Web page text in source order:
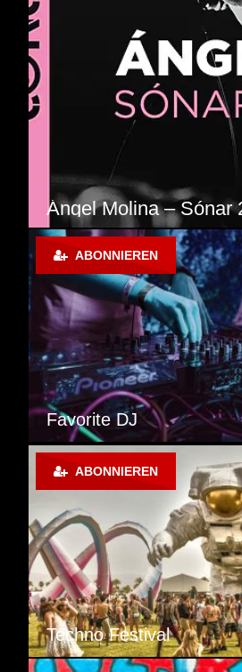
LEVT @ Sonne
ABONNIEREN
LoveHate Techno
ABONNIEREN
Pure Techno